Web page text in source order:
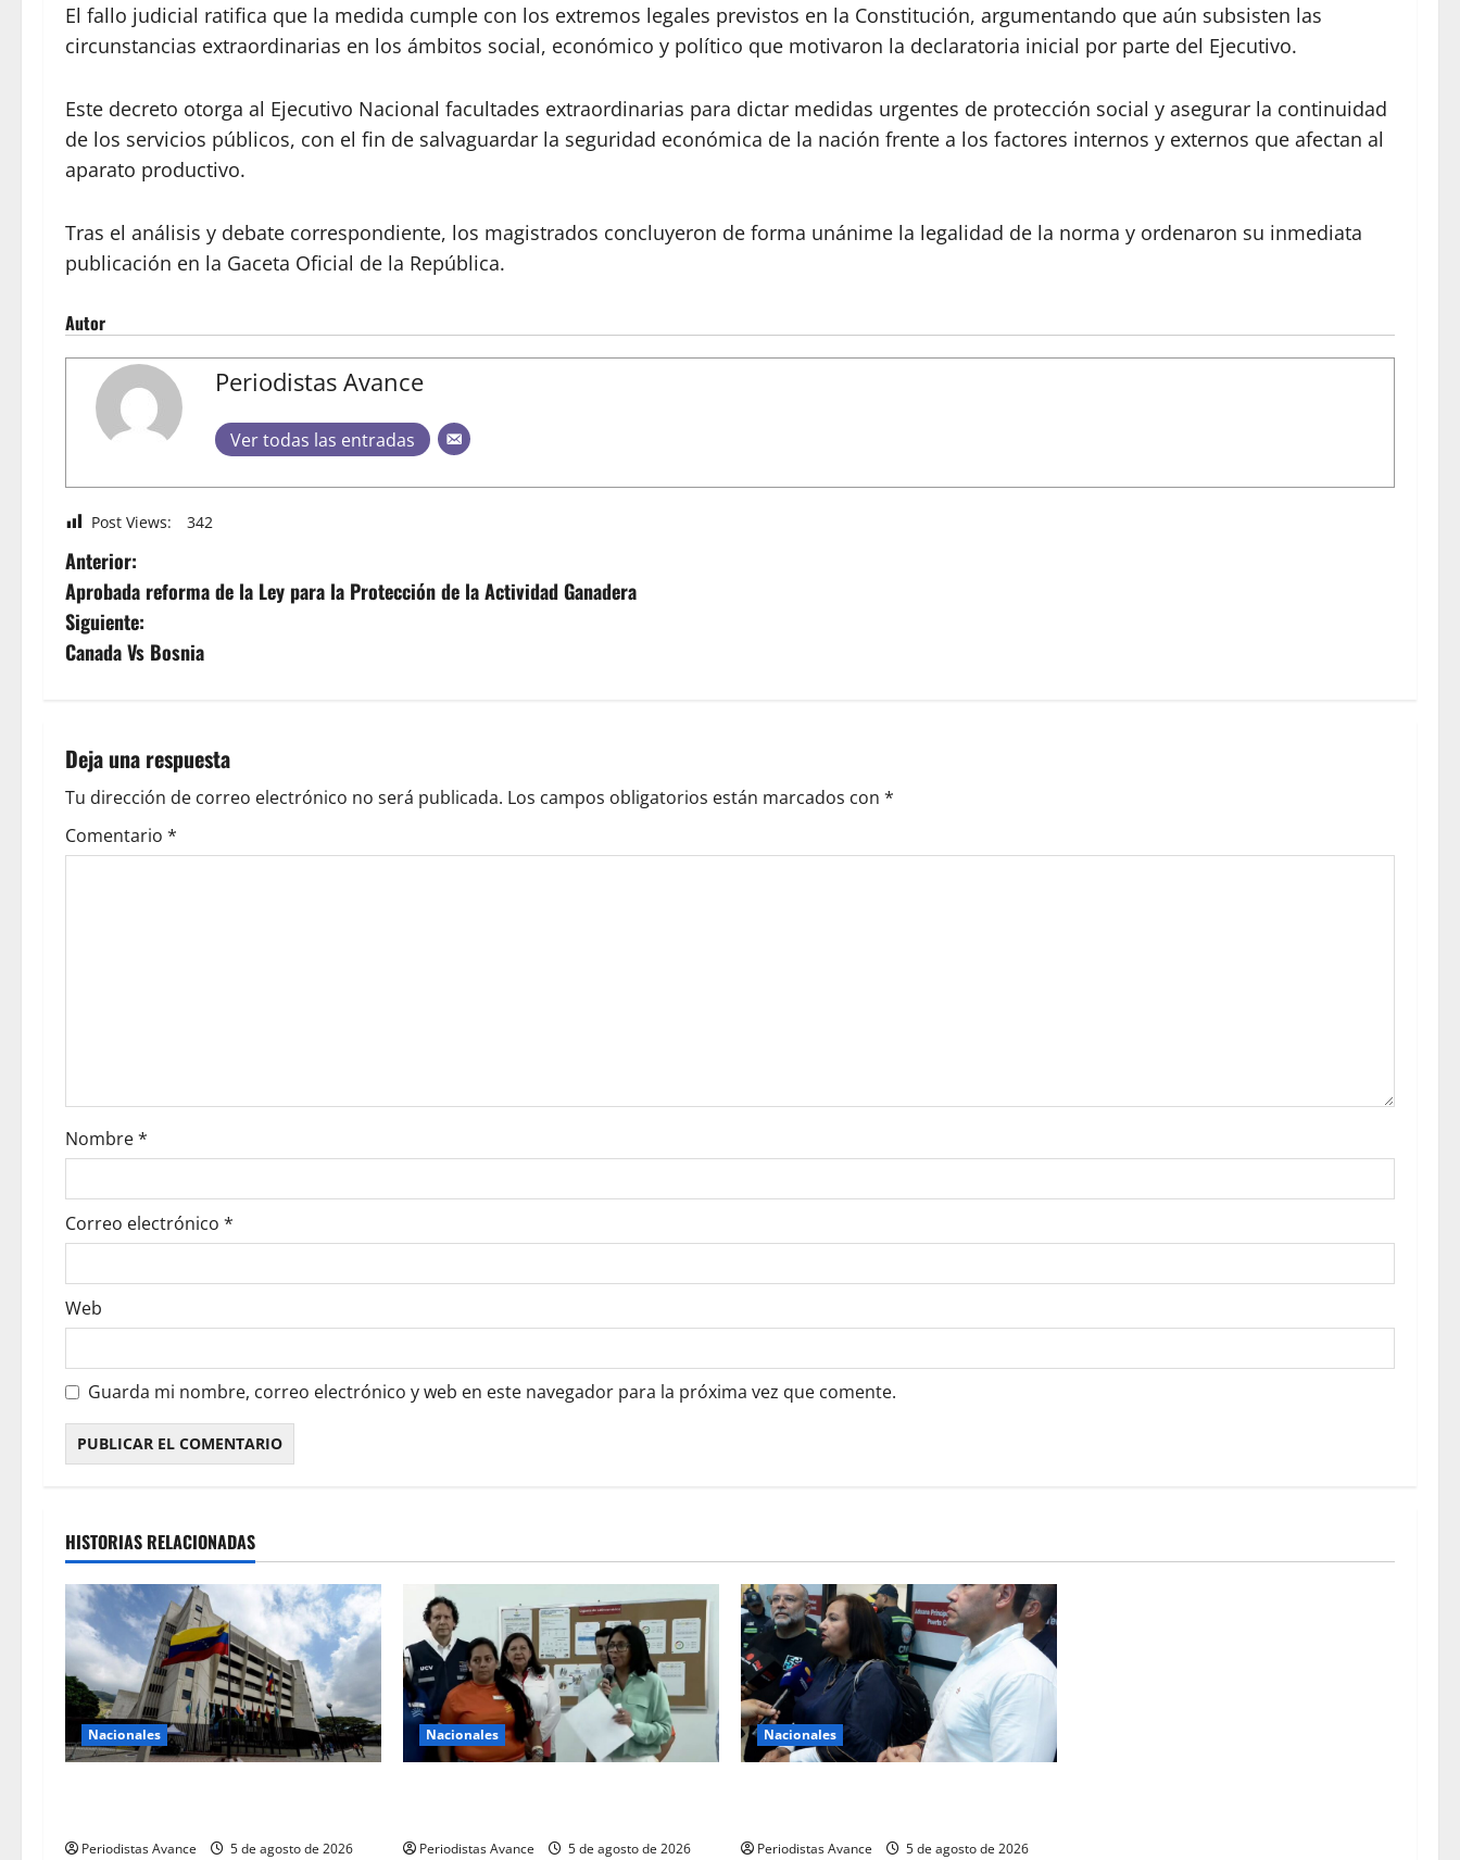
El fallo judicial ratifica que la medida cumple con los extremos legales previstos en la Constitución, argumentando que aún subsisten las
circunstancias extraordinarias en los ámbitos social, económico y político que motivaron la declaratoria inicial por parte del Ejecutivo.
Este decreto otorga al Ejecutivo Nacional facultades extraordinarias para dictar medidas urgentes de protección social y asegurar la continuidad
de los servicios públicos, con el fin de salvaguardar la seguridad económica de la nación frente a los factores internos y externos que afectan al
aparato productivo.
Tras el análisis y debate correspondiente, los magistrados concluyeron de forma unánime la legalidad de la norma y ordenaron su inmediata
publicación en la Gaceta Oficial de la República.
Autor
Periodistas Avance
Ver todas las entradas
Post Views: 342
Anterior:
Aprobada reforma de la Ley para la Protección de la Actividad Ganadera
Siguiente:
Canada Vs Bosnia
Deja una respuesta
Tu dirección de correo electrónico no será publicada. Los campos obligatorios están marcados con *
Comentario *
Nombre*
Correo electrónico *
Web
Guarda mi nombre, correo electrónico y web en este navegador para la próxima vez que comente.
HISTORIAS RELACIONADAS
Nacionales
Periodistas Avance 5 de agosto de 2026
Nacionales
Periodistas Avance 5 de agosto de 2026
Nacionales
Periodistas Avance 5 de agosto de 2026